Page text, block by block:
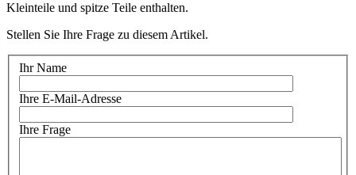
Kleinteile und spitze Teile enthalten.
Stellen Sie Ihre Frage zu diesem Artikel.
Ihr Name
Ihre E-Mail-Adresse
Ihre Frage